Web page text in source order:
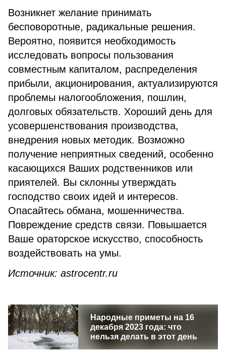
Возникнет желание принимать
бесповоротные, радикальные решения.
Вероятно, появится необходимость
исследовать вопросы пользования
совместным капиталом, распределения
прибыли, акционирования, актуализируются
проблемы налогообложения, пошлин,
долговых обязательств. Хороший день для
усовершенствования производства,
внедрения новых методик. Возможно
получение неприятных сведений, особенно
касающихся Ваших родственников или
приятелей. Вы склонны утверждать
господство своих идей и интересов.
Опасайтесь обмана, мошенничества.
Повреждение средств связи. Повышается
Ваше ораторское искусство, способность
воздействовать на умы.
Источник: astrocentr.ru
Народные приметы на 16
декабря 2023 года: что
нельзя делать в этот день